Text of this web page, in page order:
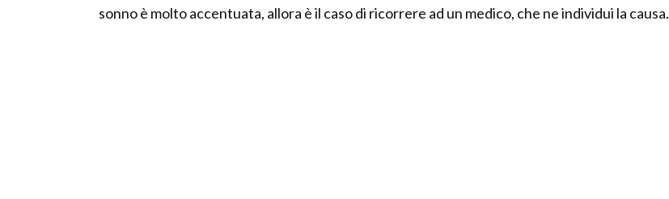
sonno è molto accentuata, allora è il caso di ricorrere ad un medico, che ne individui la causa.